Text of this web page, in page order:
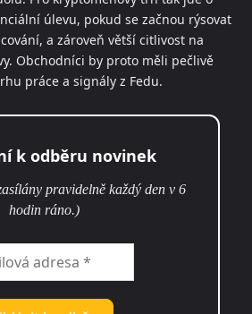
úlevu, pokud se začnou rýsovat
a zároveň větší citlivost na
Obchodníci by proto měli pečlivě
práce a signály z Fedu.
k odběru novinek
pravidelně každý den v 6
hodin ráno.)